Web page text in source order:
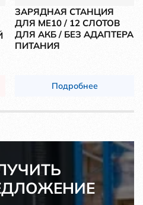
ЗАРЯДНАЯ СТАНЦИЯ
ДЛЯ ME10 / 12 СЛОТОВ
ДЛЯ АКБ / БЕЗ АДАПТЕРА
ПИТАНИЯ
Подробнее